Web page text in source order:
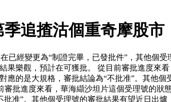
追揸沽個重奇摩股市
已經變更為“制證完畢，已發批件”，其他個
果樂觀，預計在可獲批。 從目前審批進度來
應的是大規格，審批結論為“不批准”。其他
審批進度來看，華海纈沙坦片這個受理號的狀
准”。其他個受理號的審批結果有望近日出